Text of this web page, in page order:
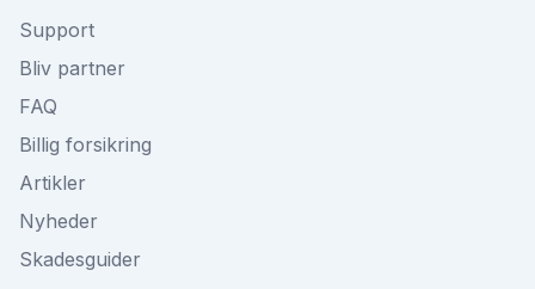
Support
Bliv partner
FAQ
Billig forsikring
Artikler
Nyheder
Skadesguider